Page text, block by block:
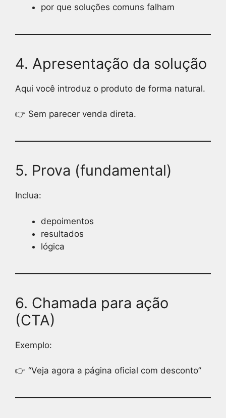
por que soluções comuns falham
4. Apresentação da solução
Aqui você introduz o produto de forma natural.
👉 Sem parecer venda direta.
5. Prova (fundamental)
Inclua:
depoimentos
resultados
lógica
6. Chamada para ação
(CTA)
Exemplo:
👉 “Veja agora a página oficial com desconto”